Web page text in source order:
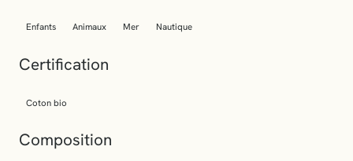
Enfants Animaux Mer Nautique
Certification
Coton bio
Composition